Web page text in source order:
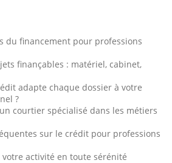
du financement pour professions
finançables : matériel, cabinet,
adapte chaque dossier à votre
?
courtier spécialisé dans les métiers
sur le crédit pour professions
votre activité en toute sérénité